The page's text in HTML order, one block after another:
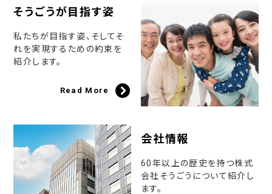
そうごうが目指す姿
私たちが目指す姿、そしてそ
れを実現するための約束を
紹介します。
Read More
会社情報
60年以上の歴史を持つ株式
会社そうごうについて紹介し
ます。